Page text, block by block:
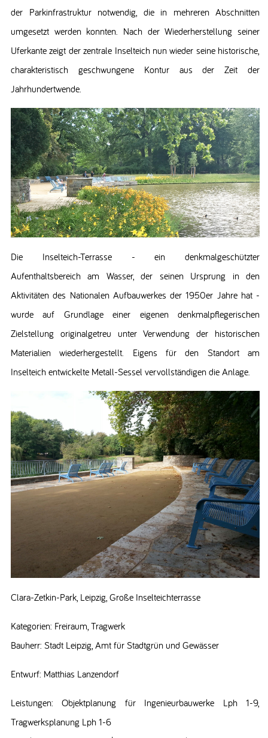
der Parkinfrastruktur notwendig, die in mehreren Abschnitten
umgesetzt werden konnten. Nach der Wiederherstellung seiner
Uferkante zeigt der zentrale Inselteich nun wieder seine historische,
charakteristisch geschwungene Kontur aus der Zeit der
Jahrhundertwende.
Die Inselteich-Terrasse - ein denkmalgeschützter
Aufenthaltsbereich am Wasser, der seinen Ursprung in den
Aktivitäten des Nationalen Aufbauwerkes der 1950er Jahre hat -
wurde auf Grundlage einer eigenen denkmalpflegerischen
Zielstellung originalgetreu unter Verwendung der historischen
Materialien wiederhergestellt. Eigens für den Standort am
Inselteich entwickelte Metall-Sessel vervollständigen die Anlage.
Clara-Zetkin-Park, Leipzig, Große Inselteichterrasse
Kategorien: Freiraum, Tragwerk
Bauherr: Stadt Leipzig, Amt für Stadtgrün und Gewässer
Entwurf: Matthias Lanzendorf
Leistungen: Objektplanung für Ingenieurbauwerke Lph 1-9,
Tragwerksplanung Lph 1-6